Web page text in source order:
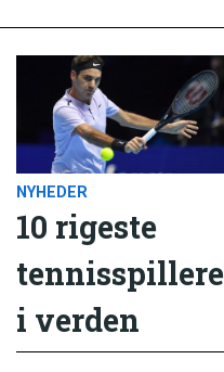
NYHEDER
10 rigeste
tennisspillere
i verden